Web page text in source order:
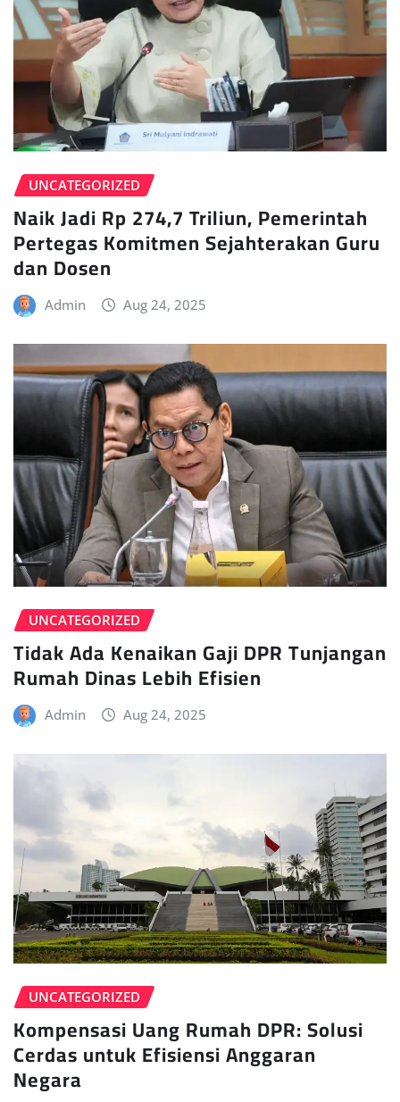
UNCATEGORIZED
Naik Jadi Rp 274,7 Triliun, Pemerintah
Pertegas Komitmen Sejahterakan Guru
dan Dosen
Admin Aug 24, 2025
UNCATEGORIZED
Tidak Ada Kenaikan Gaji DPR Tunjangan
Rumah Dinas Lebih Efisien
Admin Aug 24, 2025
UNCATEGORIZED
Kompensasi Uang Rumah DPR: Solusi
Cerdas untuk Efisiensi Anggaran
Negara